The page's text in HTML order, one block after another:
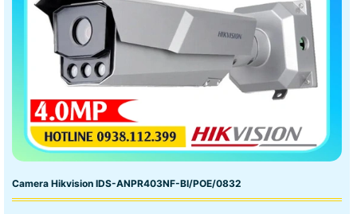
Camera Hikvision IDS-ANPR403NF-BI/POE/0832